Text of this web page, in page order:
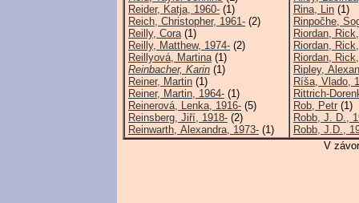
Reider, Katja, 1960- (1)
Reich, Christopher, 1961- (2)
Reilly, Cora(1)
Reilly, Matthew, 1974- (2)
Reillyová, Martina(1)
Reinbacher, Karin (1)
Reiner, Martin (1)
Reiner, Martin, 1964- (1)
Reinerová, Lenka, 1916- (5)
Reinsberg, Jiří, 1918- (2)
Reinwarth, Alexandra, 1973- (1)
Rina, Lin (1)
Rinpočhe,
Riordan,
Riordan,
Riordan,
Ripley,
Ríša, Vlado,
Rittrich-
Rob, Petr (1)
Robb, J. D.,
Robb, J.D.,
V